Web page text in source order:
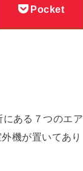
Pocket
にある７つのエア
機が置いてあり